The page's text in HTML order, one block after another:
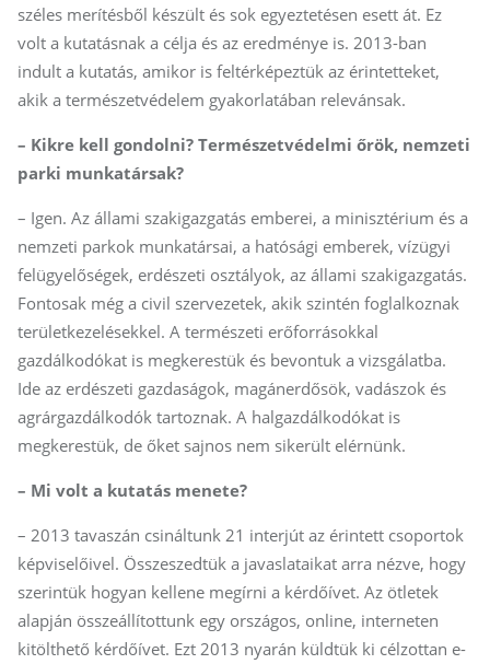
széles merítésből készült és sok egyeztetésen esett át. Ez
volt a kutatásnak a célja és az eredménye is. 2013-ban
indult a kutatás, amikor is feltérképeztük az érintetteket,
akik a természetvédelem gyakorlatában relevánsak.
– Kikre kell gondolni? Ter­mé­szet­vé­del­mi őrök, nemzeti
parki munkatársak?
– Igen. Az állami szakigazgatás emberei, a minisztérium és a
nemzeti parkok munkatársai, a hatósági emberek, vízügyi
felügyelőségek, erdészeti osztályok, az állami szakigazgatás.
Fontosak még a civil szervezetek, akik szintén foglalkoznak
területkezelésekkel. A természeti erőforrásokkal
gazdálkodókat is megkerestük és bevontuk a vizsgálatba.
Ide az erdészeti gazdaságok, magánerdősök, vadászok és
agrárgazdálkodók tartoznak. A halgazdálkodókat is
megkerestük, de őket sajnos nem sikerült elérnünk.
– Mi volt a kutatás menete?
– 2013 tavaszán csináltunk 21 interjút az érintett csoportok
képviselőivel. Összeszedtük a javaslataikat arra nézve, hogy
szerintük hogyan kellene megírni a kérdőívet. Az ötletek
alapján összeállítottunk egy országos, online, interneten
kitölthető kérdőívet. Ezt 2013 nyarán küldtük ki célzottan e-